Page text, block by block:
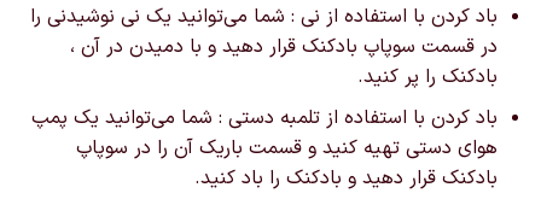
باد کردن با استفاده از نی : شما می‌توانید یک نی نوشیدنی را
در قسمت سوپاپ بادکنک قرار دهید و با دمیدن در آن ،
بادکنک را پر کنید.
باد کردن با استفاده از تلمبه دستی : شما می‌توانید یک پمپ
هوای دستی تهیه کنید و قسمت باریک آن را در سوپاپ
بادکنک قرار دهید و بادکنک را باد کنید.